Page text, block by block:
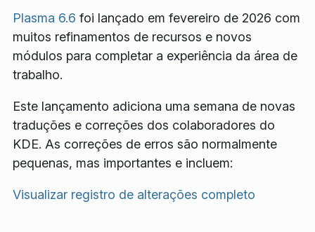
Plasma 6.6 foi lançado em fevereiro de 2026 com
muitos refinamentos de recursos e novos
módulos para completar a experiência da área de
trabalho.
Este lançamento adiciona uma semana de novas
traduções e correções dos colaboradores do
KDE. As correções de erros são normalmente
pequenas, mas importantes e incluem:
Visualizar registro de alterações completo